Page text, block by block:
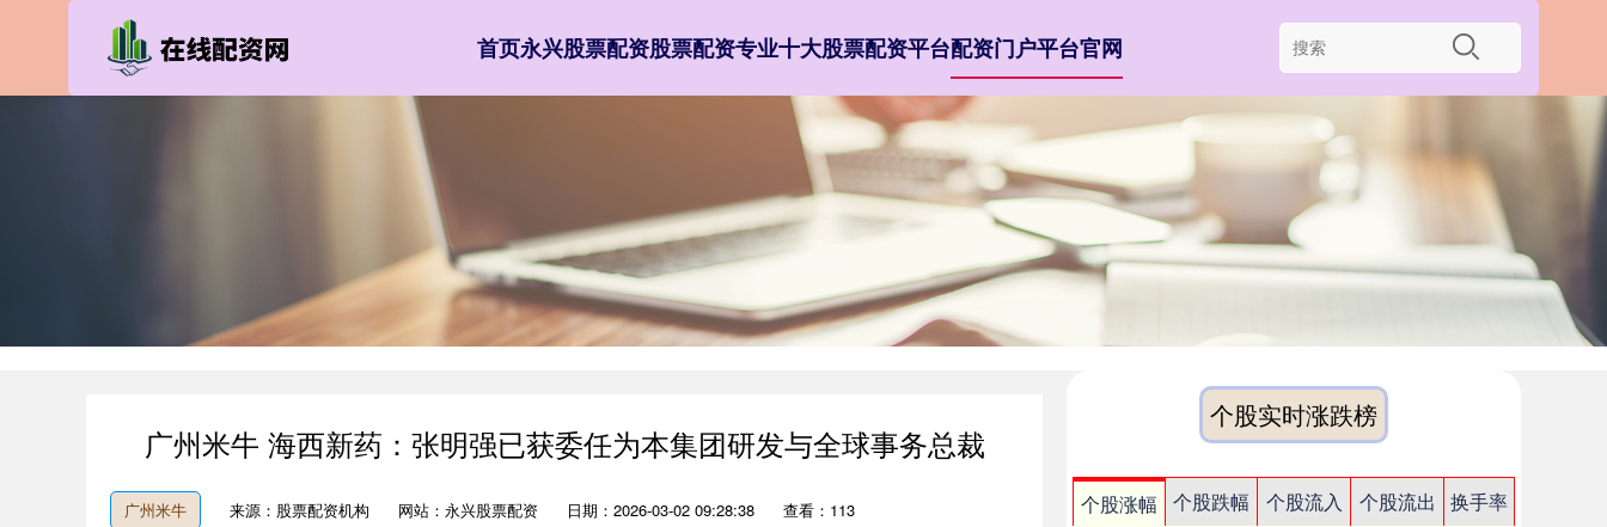
首页永兴股票配资股票配资专业十大股票配资平台配资门户平台官网
广州米牛 海西新药：张明强已获委任为本集团研发与全球事务总裁
广州米牛 来源：股票配资机构 网站：永兴股票配资 日期：2026-03-02 09:28:38 查看：113
个股实时涨跌榜
个股涨幅 个股跌幅 个股流入 个股流出
换手率